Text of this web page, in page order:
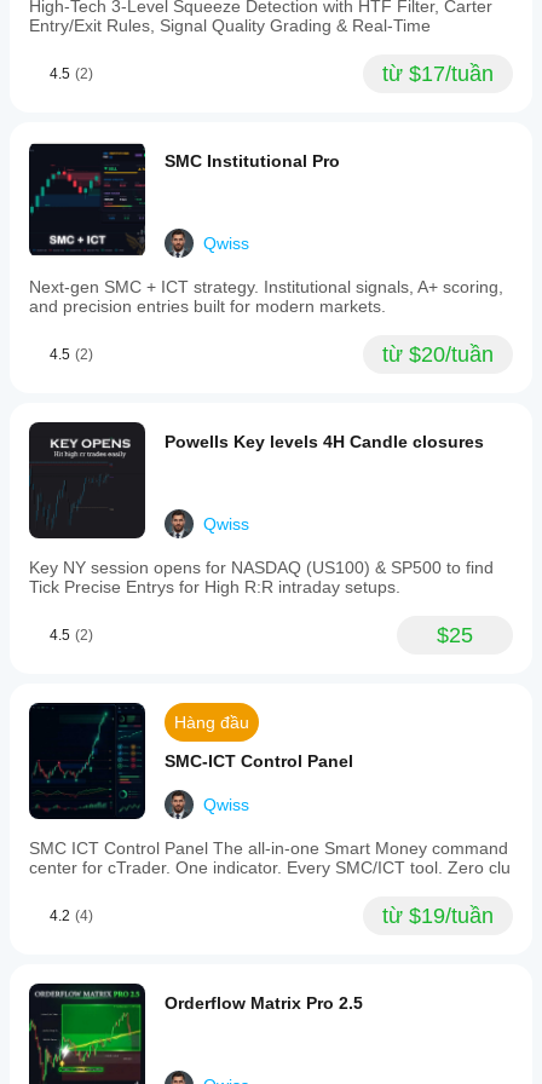
and
stop-
hunts;
where
price
decisively
in
intended
direction.
indicator
target
box
indicating
likely
distribution
levels,
providing
clear
zones
stop-
take-
profit.
Designed
for
futures,
forex,
cryptocurrencies,
indices,
it
any
to
help
traders
enter
after
trường
đa
chỉ
báo
hợp
lược
của
bạn.
High-Tech 3-Level Squeeze Detection with HTF Filter, Carter
Entry/Exit Rules, Signal Quality Grading & Real-Time
4.5 (2) từ $17/tuần
SMC Institutional Pro
Qwiss
Next-gen SMC + ICT strategy. Institutional signals, A+ scoring,
and precision entries built for modern markets.
4.5 (2) từ $20/tuần
Powells Key levels 4H Candle closures
Qwiss
Key NY session opens for NASDAQ (US100) & SP500 to find
Tick Precise Entrys for High R:R intraday setups.
4.5 (2) $25
Hàng đầu
SMC-ICT Control Panel
Qwiss
SMC ICT Control Panel The all-in-one Smart Money command
center for cTrader. One indicator. Every SMC/ICT tool. Zero clu
4.2 (4) từ $19/tuần
Orderflow Matrix Pro 2.5